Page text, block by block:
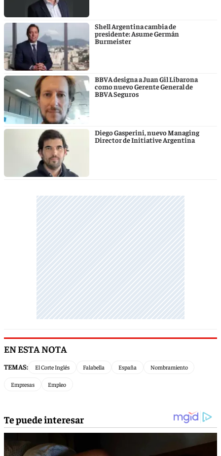
Shell Argentina cambia de
presidente: Asume Germán
Burmeister
BBVA designa a Juan Gil Libarona
como nuevo Gerente General de
BBVA Seguros
Diego Gasperini, nuevo Managing
Director de Initiative Argentina
EN ESTA NOTA
TEMAS: El Corte Inglés Falabella España Nombramiento
Empresas Empleo